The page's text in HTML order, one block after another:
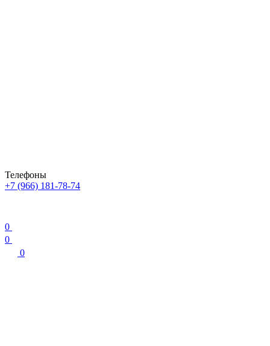
Телефоны
+7 (966) 181-78-74
0
0
0